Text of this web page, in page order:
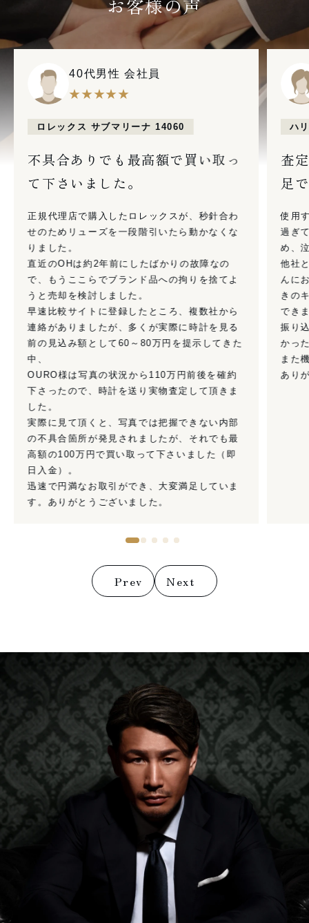
40代男性 会社員
★★★★★
ロレックス サブマリーナ 14060
不具合ありでも最高額で買い取っ
て下さいました。
正規代理店で購入したロレックスが、秒針合わ
せのためリューズを一段階引いたら動かなくな
りました。
直近のOHは約2年前にしたばかりの故障なの
で、もうここらでブランド品への拘りを捨てよ
うと売却を検討しました。
早速比較サイトに登録したところ、複数社から
連絡がありましたが、多くが実際に時計を見る
前の見込み額として60～80万円を提示してきた
中、
OURO様は写真の状況から110万円前後を確約
下さったので、時計を送り実物査定して頂きま
した。
実際に見て頂くと、写真では把握できない内部
の不具合箇所が発見されましたが、それでも最
高額の100万円で買い取って下さいました（即
日入金）。
迅速で円満なお取引ができ、大変満足していま
す。ありがとうございました。
ハ
査
足
使用
過ぎ
め、
他社
んに
きの
でき
振り
かっ
また
あり
Prev Next